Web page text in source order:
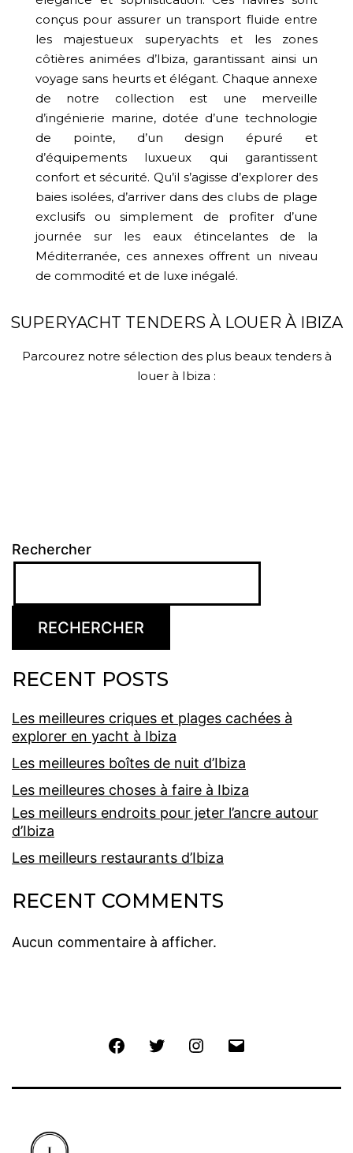
conçus pour assurer un transport fluide entre
les majestueux superyachts et les zones
côtières animées d’Ibiza, garantissant ainsi un
voyage sans heurts et élégant. Chaque annexe
de notre collection est une merveille
d’ingénierie marine, dotée d’une technologie
de pointe, d’un design épuré et
d’équipements luxueux qui garantissent
confort et sécurité. Qu’il s’agisse d’explorer des
baies isolées, d’arriver dans des clubs de plage
exclusifs ou simplement de profiter d’une
journée sur les eaux étincelantes de la
Méditerranée, ces annexes offrent un niveau
de commodité et de luxe inégalé.
SUPERYACHT TENDERS À LOUER À IBIZA
Parcourez notre sélection des plus beaux tenders à
louer à Ibiza :
Rechercher
RECHERCHER
RECENT POSTS
Les meilleures criques et plages cachées à
explorer en yacht à Ibiza
Les meilleures boîtes de nuit d’Ibiza
Les meilleures choses à faire à Ibiza
Les meilleurs endroits pour jeter l’ancre autour
d’Ibiza
Les meilleurs restaurants d’Ibiza
RECENT COMMENTS
Aucun commentaire à afficher.